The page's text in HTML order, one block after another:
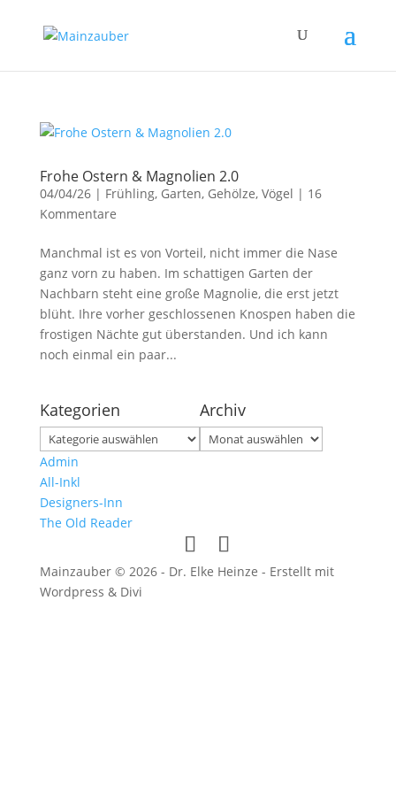
Frohe Ostern & Magnolien 2.0
04/04/26| Frühling, Garten, Gehölze, Vögel | 16
Kommentare
Manchmal ist es von Vorteil, nicht immer die Nase
ganz vorn zu haben. Im schattigen Garten der
Nachbarn steht eine große Magnolie, die erst jetzt
blüht. Ihre vorher geschlossenen Knospen haben die
frostigen Nächte gut überstanden. Und ich kann
noch einmal ein paar...
Kategorien
Kategorien
Archiv
Archiv
Admin
All-Inkl
Designers-Inn
The Old Reader
Mainzauber © 2026 - Dr. Elke Heinze - Erstellt mit
Wordpress & Divi